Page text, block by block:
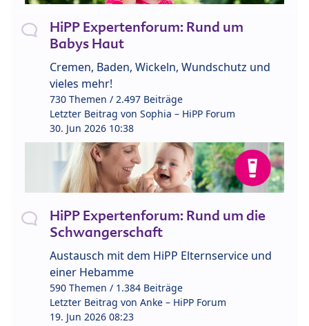
HiPP Expertenforum: Rund um
Babys Haut
Cremen, Baden, Wickeln, Wundschutz und
vieles mehr!
730 Themen / 2.497 Beiträge
Letzter Beitrag von Sophia – HiPP Forum
30. Jun 2026 10:38
HiPP Expertenforum: Rund um die
Schwangerschaft
Austausch mit dem HiPP Elternservice und
einer Hebamme
590 Themen / 1.384 Beiträge
Letzter Beitrag von Anke – HiPP Forum
19. Jun 2026 08:23